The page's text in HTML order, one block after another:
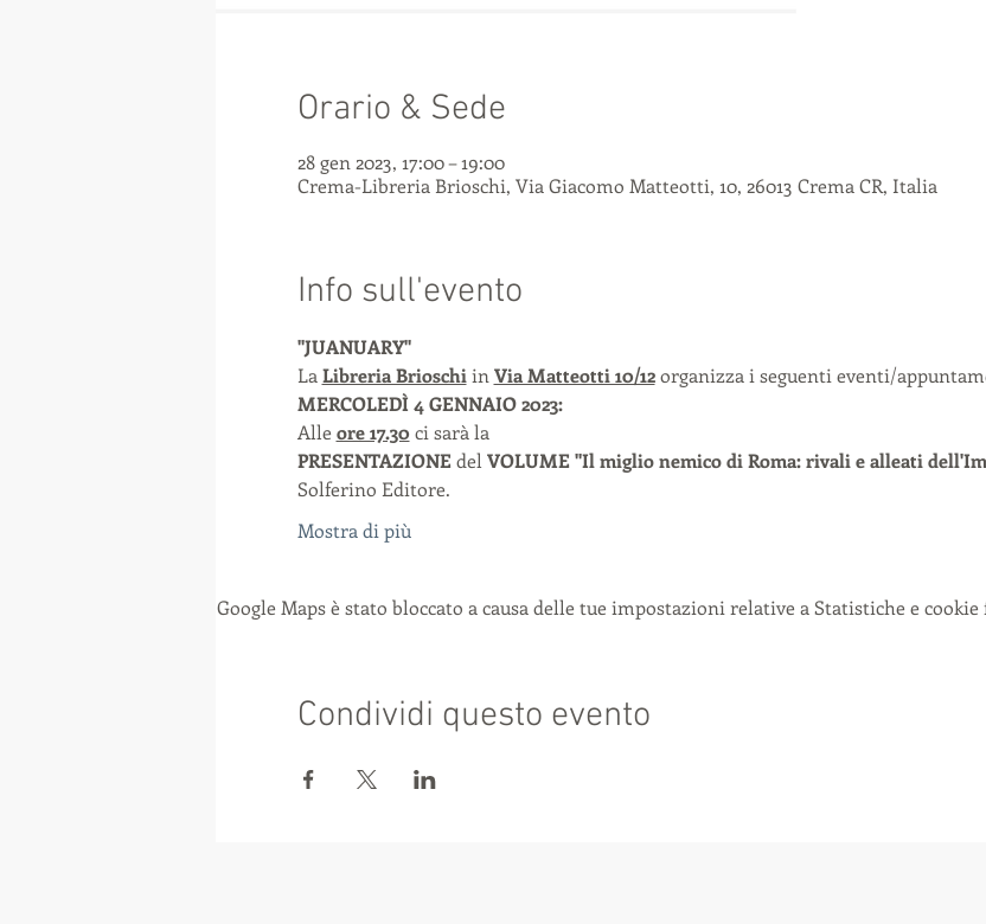
Orario & Sede
28 gen 2023, 17:00 – 19:00
Crema-Libreria Brioschi, Via Giacomo Matteotti, 10, 26013 Crema CR, Italia
Info sull'evento
"JUANUARY"
La Libreria Brioschi in Via Matteotti 10/12 organizza i seguenti eventi/
MERCOLEDÌ 4 GENNAIO 2023:
Alle ore 17.30 ci sarà la
PRESENTAZIONE del VOLUME "Il miglio nemico di Roma: rivali e alleati
Solferino Editore.
Mostra di più
Google Maps è stato bloccato a causa delle tue impostazioni relative a Statistiche e
Condividi questo evento